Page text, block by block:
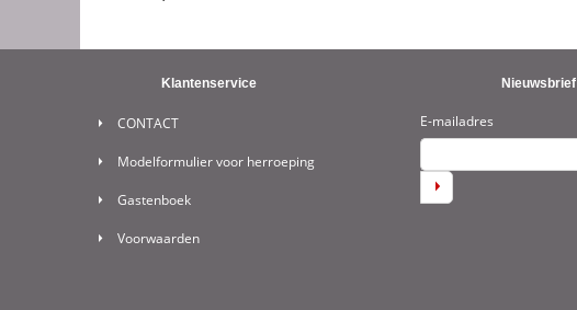
Klantenservice
CONTACT
Modelformulier voor herroeping
Gastenboek
Voorwaarden
Nieuwsbrief
E-mailadres